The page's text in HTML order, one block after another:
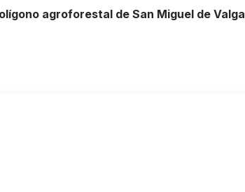
agroforestal de San Miguel de Valga